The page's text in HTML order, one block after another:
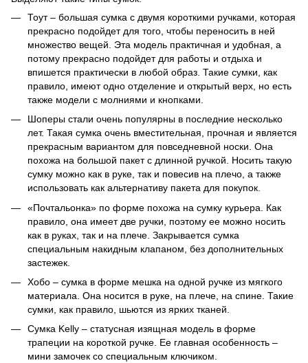
Тоут – большая сумка с двумя короткими ручками, которая
прекрасно подойдет для того, чтобы переносить в ней
множество вещей. Эта модель практичная и удобная, а
потому прекрасно подойдет для работы и отдыха и
впишется практически в любой образ. Такие сумки, как
правило, имеют одно отделение и открытый верх, но есть
также модели с молниями и кнопками.
Шоперы стали очень популярны в последние несколько
лет. Такая сумка очень вместительная, прочная и является
прекрасным вариантом для повседневной носки. Она
похожа на большой пакет с длинной ручкой. Носить такую
сумку можно как в руке, так и повесив на плечо, а также
использовать как альтернативу пакета для покупок.
«Почтальонка» по форме похожа на сумку курьера. Как
правило, она имеет две ручки, поэтому ее можно носить
как в руках, так и на плече. Закрывается сумка
специальным накидным клапаном, без дополнительных
застежек.
Хобо – сумка в форме мешка на одной ручке из мягкого
материала. Она носится в руке, на плече, на спине. Такие
сумки, как правило, шьются из ярких тканей.
Сумка Kelly – статусная изящная модель в форме
трапеции на короткой ручке. Ее главная особенность –
мини замочек со специальным ключиком.